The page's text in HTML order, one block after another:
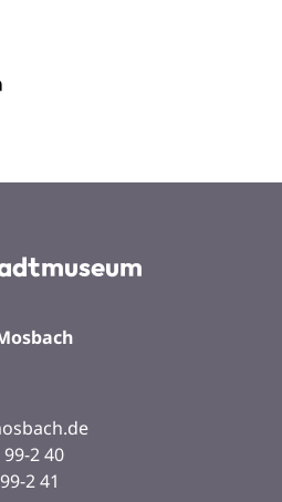
99-240
99-241